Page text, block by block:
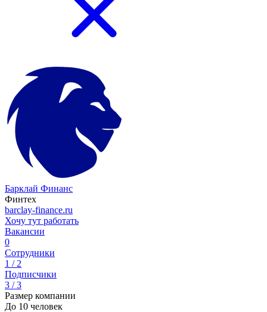
Барклай Финанс
Финтех
barclay-finance.ru
Хочу тут работать
Вакансии
0
Сотрудники
1 / 2
Подписчики
3 / 3
Размер компании
До 10 человек